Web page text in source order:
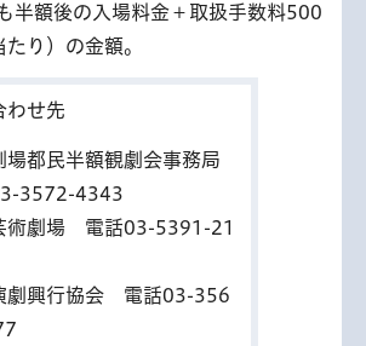
半額後の入場料金＋取扱手数料500
り）の金額。
わせ先
場都民半額観劇会事務局
3572-4343
術劇場 電話03-5391-21
劇興行協会 電話03-356